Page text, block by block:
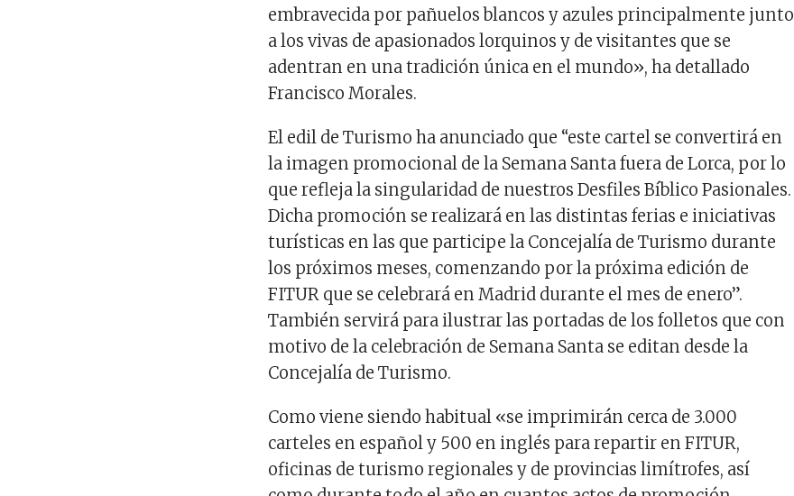
embravecida por pañuelos blancos y azules principalmente junto
a los vivas de apasionados lorquinos y de visitantes que se
adentran en una tradición única en el mundo», ha detallado
Francisco Morales.
El edil de Turismo ha anunciado que “este cartel se convertirá en
la imagen promocional de la Semana Santa fuera de Lorca, por lo
que refleja la singularidad de nuestros Desfiles Bíblico Pasionales.
Dicha promoción se realizará en las distintas ferias e iniciativas
turísticas en las que participe la Concejalía de Turismo durante
los próximos meses, comenzando por la próxima edición de
FITUR que se celebrará en Madrid durante el mes de enero”.
También servirá para ilustrar las portadas de los folletos que con
motivo de la celebración de Semana Santa se editan desde la
Concejalía de Turismo.
Como viene siendo habitual «se imprimirán cerca de 3.000
carteles en español y 500 en inglés para repartir en FITUR,
oficinas de turismo regionales y de provincias limítrofes, así